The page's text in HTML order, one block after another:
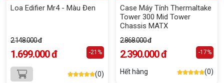
Loa Edifier Mr4 - Màu Đen
2.148.000 đ
1.699.000 đ -21%
(0)
Case Máy Tính Thermaltake
Tower 300 Mid Tower
Chassis MATX
2.868.000 đ
2.390.000 đ -17%
Hết hàng (0)